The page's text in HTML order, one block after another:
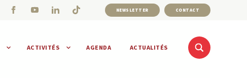
NEWSLETTER CONTACT
ACTIVITÉS AGENDA ACTUALITÉS